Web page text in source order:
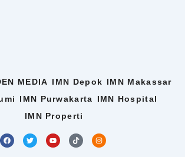
MEDIA IMN Depok IMN Makassar
IMN Purwakarta
IMN Hospital
IMN Properti
F
a
c
T
w
i
Y
o
u
T
i
k
I
n
s